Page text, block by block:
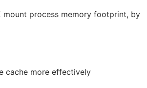
mount process memory footprint, by
cache more effectively